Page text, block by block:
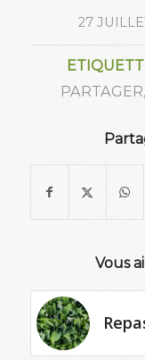
27 /
PARTAGER
Vous